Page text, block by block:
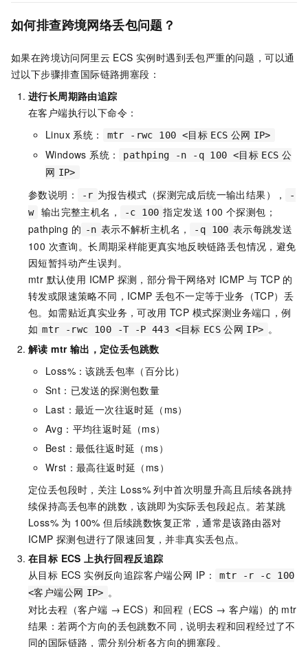
如何排查跨境网络丢包问题？
如果在跨境访问阿里云 ECS 实例时遇到丢包严重的问题，可以通
过以下步骤排查国际链路拥塞段：
进行长周期路由追踪
在客户端执行以下命令：
Linux 系统：
mtr -rwc 100 <目标 ECS 公网 IP>
Windows 系统： pathping -n -q 100 <目标 ECS 公
网 IP>
参数说明： -r 为报告模式（探测完成后统一输出结果），
-
w
输出完整主机名， -c 100 指定发送 100 个探测包；
pathping 的 -n 表示不解析主机名， -q 100 表示每跳发送
100 次查询。长周期采样能更真实地反映链路丢包情况，避免
因短暂抖动产生误判。
mtr 默认使用 ICMP 探测，部分骨干网络对 ICMP 与 TCP 的
转发或限速策略不同，ICMP 丢包不一定等于业务（TCP）丢
包。如需贴近真实业务，可改用 TCP 模式探测业务端口，例
如 mtr -rwc 100 -T -P 443 <目标 ECS 公网 IP> 。
解读 mtr 输出，定位丢包跳数
Loss%：该跳丢包率（百分比）
Snt：已发送的探测包数量
Last：最近一次往返时延（ms）
Avg：平均往返时延（ms）
Best：最低往返时延（ms）
Wrst：最高往返时延（ms）
定位丢包段时，关注 Loss% 列中首次明显升高且后续各跳持
续保持高丢包率的跳数，该跳即为实际丢包段起点。若某跳
Loss% 为 100% 但后续跳数恢复正常，通常是该路由器对
ICMP 探测包进行了限速回复，并非真实丢包点。
在目标 ECS 上执行回程反追踪
从目标 ECS 实例反向追踪客户端公网 IP：
mtr -r -c 100
<客户端公网 IP> 。
对比去程（客户端 → ECS）和回程（ECS → 客户端）的 mtr
结果：若两个方向的丢包跳数不同，说明去程和回程经过了不
同的国际链路，需分别分析各方向的拥塞段。